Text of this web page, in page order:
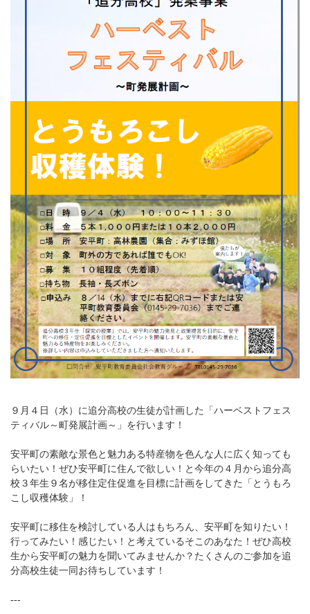
９月４日（水）に追分高校の生徒が計画した「ハーベストフェス
ティバル～町発展計画～」を行います！
安平町の素敵な景色と魅力ある特産物を色んな人に広く知っても
らいたい！ぜひ安平町に住んで欲しい！と今年の４月から追分高
校３年生９名が移住定住促進を目標に計画をしてきた「とうもろ
こし収穫体験」！
安平町に移住を検討している人はもちろん、安平町を知りたい！
行ってみたい！感じたい！と考えているそこのあなた！ぜひ高校
生から安平町の魅力を聞いてみませんか？たくさんのご参加を追
分高校生徒一同お待ちしています！
---